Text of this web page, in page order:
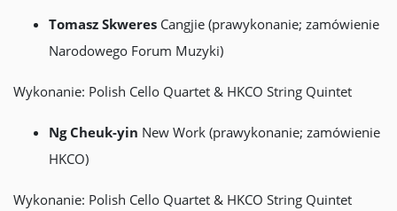
Tomasz Skweres Cangjie (prawykonanie; zamówienie
Narodowego Forum Muzyki)
Wykonanie: Polish Cello Quartet & HKCO String Quintet
Ng Cheuk-yin New Work (prawykonanie; zamówienie
HKCO)
Wykonanie: Polish Cello Quartet & HKCO String Quintet